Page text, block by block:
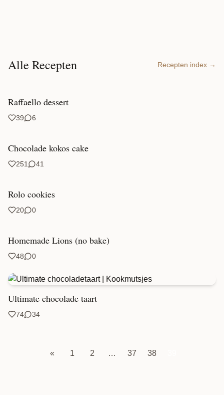
Alle Recepten Recepten index →
Raffaello dessert
39 6
Chocolade kokos cake
251 41
Rolo cookies
20 0
Homemade Lions (no bake)
48 0
Ultimate chocolade taart
74 34
« 1 2 … 37 38